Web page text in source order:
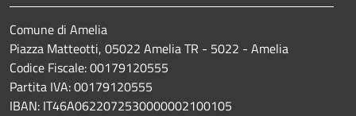
Comune di Amelia
Piazza Matteotti, 05022 Amelia TR - 5022 - Amelia
Codice Fiscale: 00179120555
Partita IVA: 00179120555
IBAN: IT46A0622072530000002100105